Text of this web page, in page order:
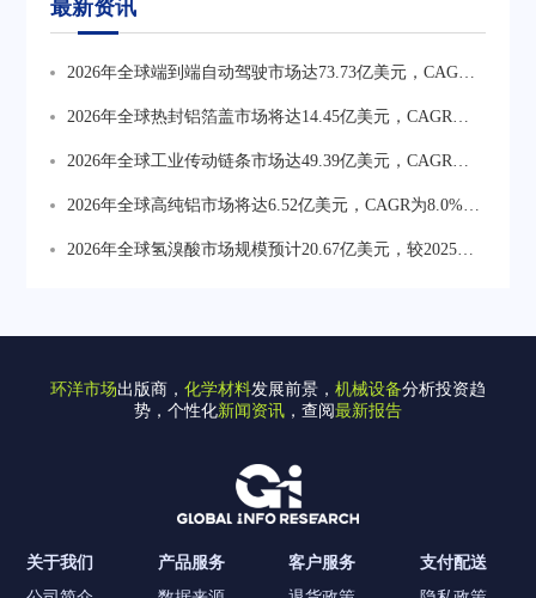
最新资讯
2026年全球端到端自动驾驶市场达73.73亿美元，CAGR
壁垒。
2026年全球热封铝箔盖市场将达14.45亿美元，CAGR为
18%，化妆品及特殊包装占比约12%。
2026年全球工业传动链条市场达49.39亿美元，CAGR为
度长寿命产品。
2026年全球高纯铝市场将达6.52亿美元，CAGR为8.0%。
2026年全球氢溴酸市场规模预计20.67亿美元，较2025年
环洋市场出版商， 化学材料发展前景， 机械设备分析投资趋
势，个性化新闻资讯 ，查阅最新报告
关于我们
产品服务
客户服务
支付配送